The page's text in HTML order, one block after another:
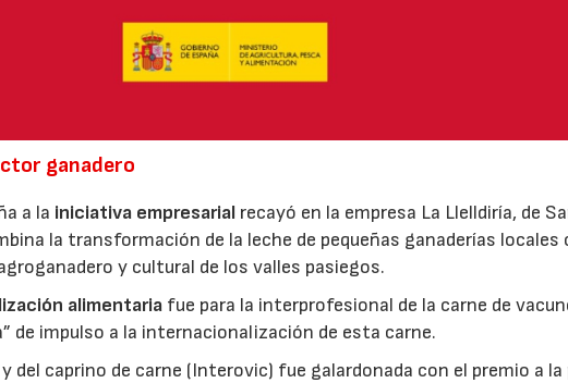
ganadero
a la iniciativa empresarial recayó en la empresa La Llelldiría, de
la transformación de la leche de pequeñas ganaderías locales
y cultural de los valles pasiegos.
alimentaria fue para la interprofesional de la carne de
de impulso a la internacionalización de esta carne.
del caprino de carne (Interovic) fue galardonada con el premio a la